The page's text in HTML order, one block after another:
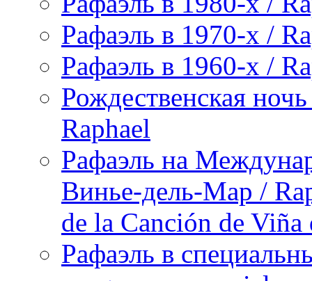
Рафаэль в 1970-х /
Рафаэль в 1960-х /
Рождественская
Raphael
Рафаэль на
Винье-дель-Мар /
de la Canción de
Рафаэль в